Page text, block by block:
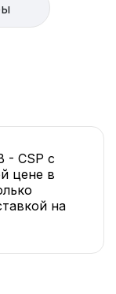
- CSP с
цене в
на